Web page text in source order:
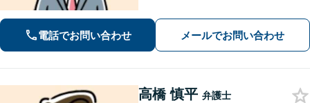
請求など【相続・遺言】料金は明確に
細かく設定【初回相談無料】
電話でお問い合わせ メールでお問い合わせ
高橋 慎平 弁護士